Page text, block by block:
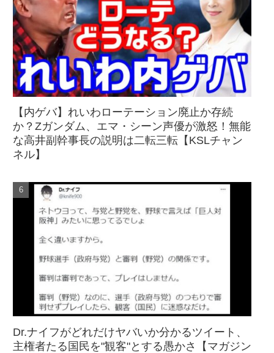
【内ゲバ】れいわローテーション廃止か存続
か？Zガンダム、エマ・シーン声優が激怒！無能
な高井副幹事長の説明は二転三転【KSLチャン
ネル】
Dr.ナイフがどれだけヤバいか分かるツイート、
主権者たる国民を"観客"とする愚かさ【マガジン